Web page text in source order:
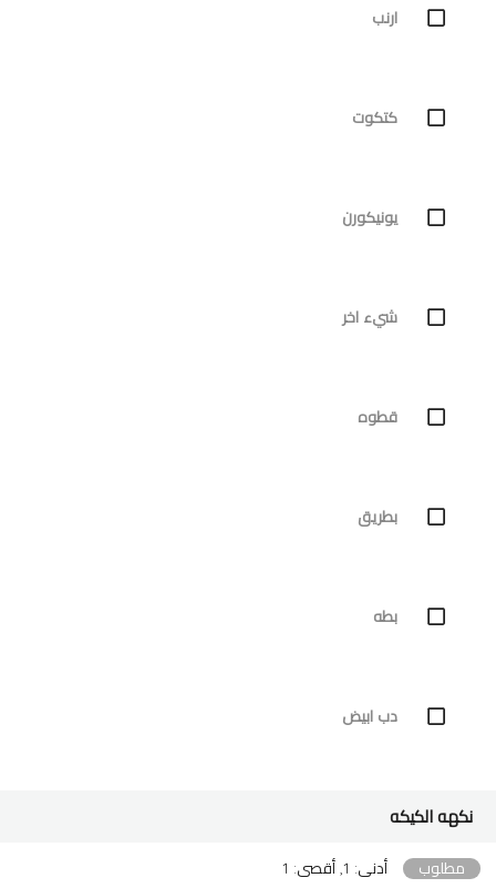
ارنب
كتكوت
يونيكورن
شيء اخر
قطوه
بطريق
بطه
دب ابيض
نكهه الكيكه
مطلوب أدنى: 1, أقصى: 1